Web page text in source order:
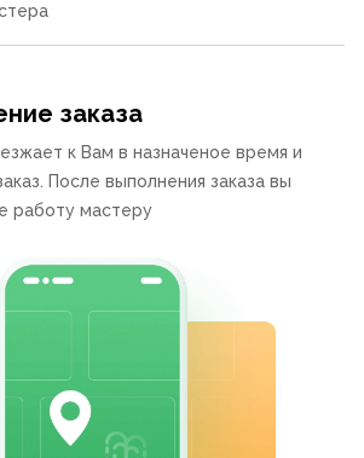
заказа
к Вам в назначеное время и
После выполнения заказа вы
работу мастеру